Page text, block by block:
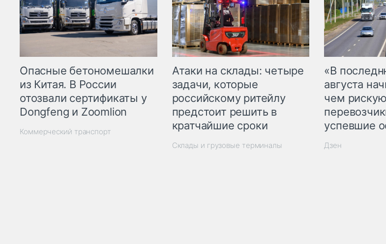
Опасные бетономешалки
из Китая. В России
отозвали сертификаты у
Dongfeng и Zoomlion
Коммерческий транспорт
Атаки на склады: четыре
задачи, которые
российскому ритейлу
предстоит решить в
кратчайшие сроки
Склады и грузовые терминалы
«В
августа
чем
успевшие
Дзен